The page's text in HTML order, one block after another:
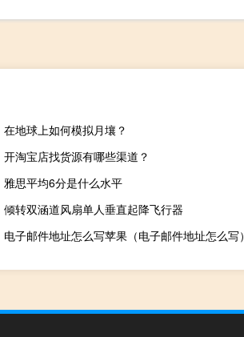
在地球上如何模拟月壤？
开淘宝店找货源有哪些渠道？
雅思平均6分是什么水平
倾转双涵道风扇单人垂直起降飞行器
电子邮件地址怎么写苹果（电子邮件地址怎么写）